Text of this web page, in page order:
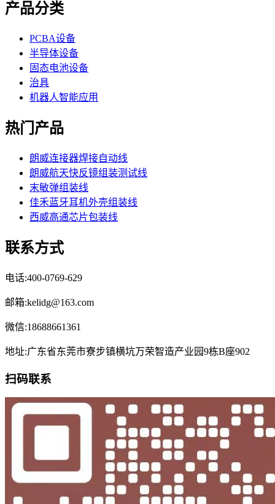
产品分类
PCBA设备
半导体设备
固态电池设备
治具
机器人智能应用
热门产品
朗威连接器焊接自动线
朗威航天快反镜组装测试线
末敏弹组装线
佳禾蓝牙耳机外壳组装线
西威高通芯片包装线
联系方式
电话:400-0769-629
邮箱:kelidg@163.com
微信:18688661361
地址:广东省东莞市寮步镇横坑万荣智造产业园9栋B座902
扫码联系